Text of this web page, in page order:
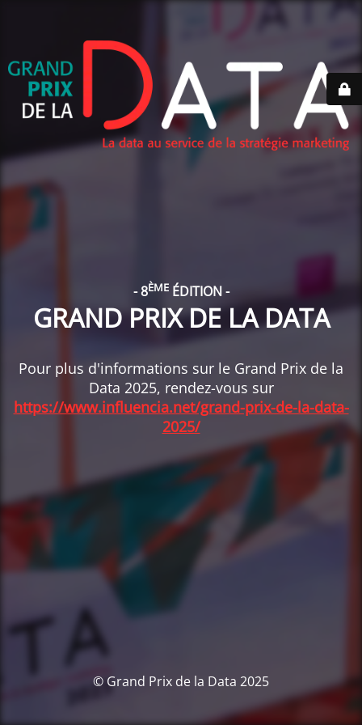
- 8ÈMEÉDITION -
GRAND PRIX DE LA DATA
Pour plus d'informations sur le Grand Prix de la
Data 2025, rendez-vous sur
https://www.influencia.net/grand-prix-de-la-data-
2025/
© Grand Prix de la Data 2025